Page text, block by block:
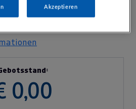
0,00
Akzeptieren